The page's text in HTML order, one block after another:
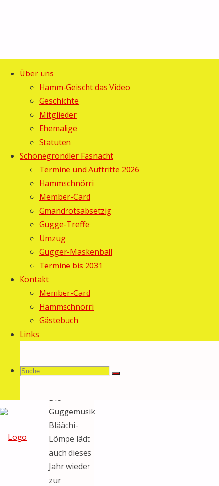
Über uns
Hamm-Geischt das Video
Geschichte
Mitglieder
Ehemalige
Statuten
Schönegröndler Fasnacht
Termine und Auftritte 2026
Hammschnörri
Member-Card
Gmändrotsabsetzig
Gugge-Treffe
Umzug
Gugger-Maskenball
Termine bis 2031
Kontakt
Member-Card
Hammschnörri
Gästebuch
Links
Suche
Suchen
Suche
Guggemusig
Start
Allgemein
Schönengrund
vom 25. –
27. August
Chilbi
Schönengrund
vom
25. –
27.
Haribo27.
Juli 2017
Termine
Die
Guggemusik
Bläächi-
Lömpe lädt
auch dieses
Jahr wieder
zur
Lömpe, Schönengrund